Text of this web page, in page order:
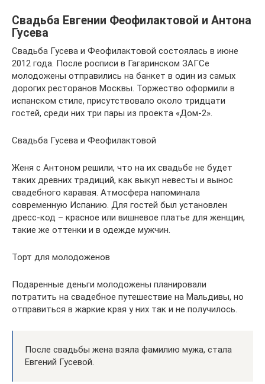
Свадьба Евгении Феофилактовой и Антона
Гусева
Свадьба Гусева и Феофилактовой состоялась в июне
2012 года. После росписи в Гагаринском ЗАГСе
молодожены отправились на банкет в один из самых
дорогих ресторанов Москвы. Торжество оформили в
испанском стиле, присутствовало около тридцати
гостей, среди них три пары из проекта «Дом-2».
Свадьба Гусева и Феофилактовой
Женя с Антоном решили, что на их свадьбе не будет
таких древних традиций, как выкуп невесты и вынос
свадебного каравая. Атмосфера напоминала
современную Испанию. Для гостей был установлен
дресс-код – красное или вишневое платье для женщин,
такие же оттенки и в одежде мужчин.
Торт для молодоженов
Подаренные деньги молодожены планировали
потратить на свадебное путешествие на Мальдивы, но
отправиться в жаркие края у них так и не получилось.
После свадьбы жена взяла фамилию мужа, стала
Евгений Гусевой.